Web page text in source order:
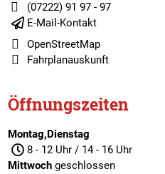
(07222) 91 97 - 97
E-Mail-Kontakt
OpenStreetMap
Fahrplanauskunft
Öffnungszeiten
Montag,Dienstag
8 - 12 Uhr / 14 - 16 Uhr
Mittwochgeschlossen